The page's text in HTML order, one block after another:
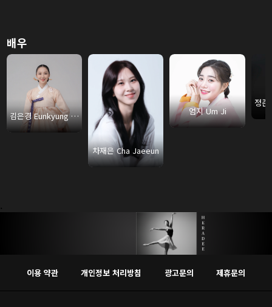
배우
김은경 Eunkyung Kim
차재은 Cha Jaeeun
엄지 Um Ji
.
이용 약관 개인정보 처리방침 광고문의 제휴문의